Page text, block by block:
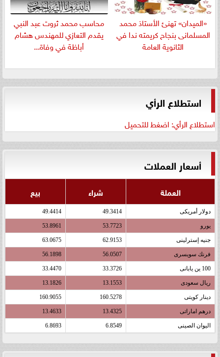
«الميدان» تهنئ الأستاذ محمد
المسلمانى بنجاح كريمته ندا في
الثانوية العامة
​محاسب محمد ثروت عبد النبي
يقدم التعازي للمهندس هشام
أباظة في وفاة...
استطلاع الرأي
استطلاع الرأي: اضغط للتحميل
أسعار العملات
العملة شراء بيع
دولار أمريكى 49.3414
49.4414
يورو 53.7723
53.8961
جنيه إسترلينى 62.9153
63.0675
فرنك سويسرى 56.0507
56.1898
100 ين يابانى 33.3726
33.4470
ريال سعودى 13.1553
13.1826
دينار كويتى 160.5278
160.9055
درهم اماراتى 13.4325
13.4633
اليوان الصينى 6.8549
6.8693